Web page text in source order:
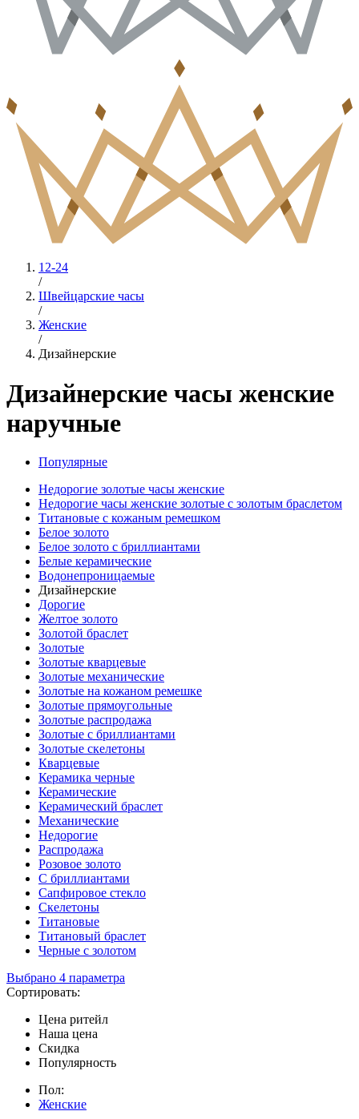
12-24
/
Швейцарские часы
/
Женские
/
Дизайнерские
Дизайнерские часы женские
наручные
Популярные
Недорогие золотые часы женские
Недорогие часы женские золотые с золотым браслетом
Титановые с кожаным ремешком
Белое золото
Белое золото с бриллиантами
Белые керамические
Водонепроницаемые
Дизайнерские
Дорогие
Желтое золото
Золотой браслет
Золотые
Золотые кварцевые
Золотые механические
Золотые на кожаном ремешке
Золотые прямоугольные
Золотые распродажа
Золотые с бриллиантами
Золотые скелетоны
Кварцевые
Керамика черные
Керамические
Керамический браслет
Механические
Недорогие
Распродажа
Розовое золото
С бриллиантами
Сапфировое стекло
Скелетоны
Титановые
Титановый браслет
Черные с золотом
Выбрано 4 параметра
Сортировать:
Цена ритейл
Наша цена
Скидка
Популярность
Пол:
Женские